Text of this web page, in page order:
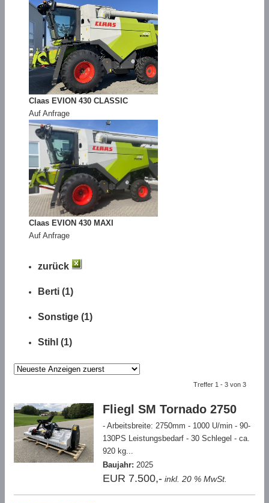
Claas EVION 430 CLASSIC
Auf Anfrage
Claas EVION 430 MAXI
Auf Anfrage
zurück
Berti (1)
Sonstige (1)
Stihl (1)
Treffer 1 - 3 von 3
Fliegl SM Tornado 2750
- Arbeitsbreite: 2750mm - 1000 U/min - 90-
130PS Leistungsbedarf - 30 Schlegel - ca.
920 kg...
Baujahr: 2025
EUR 7.500,- inkl. 20 % MwSt.